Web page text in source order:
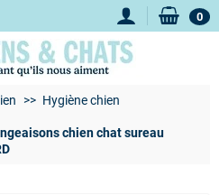
0
Hygiène chien
chien chat sureau